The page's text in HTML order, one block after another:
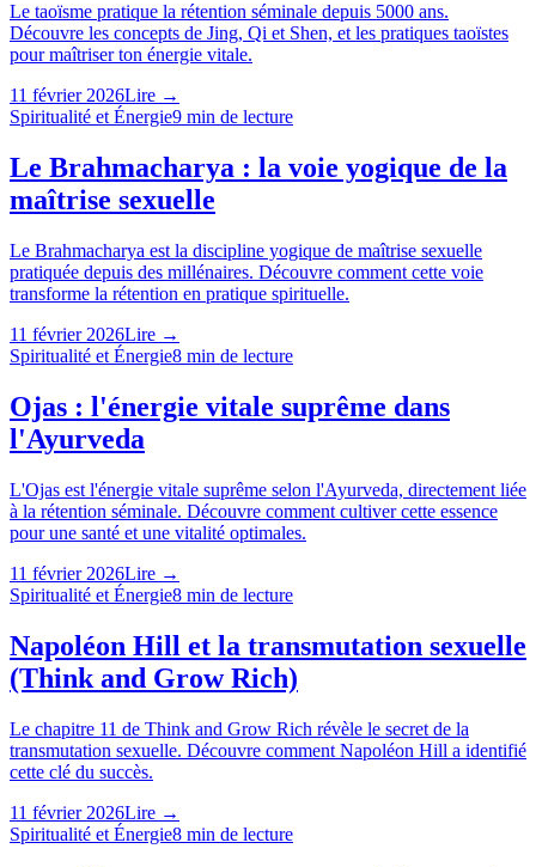
Le taoïsme pratique la rétention séminale depuis 5000 ans.
Découvre les concepts de Jing, Qi et Shen, et les pratiques taoïstes
pour maîtriser ton énergie vitale.
11 février 2026Lire →
Spiritualité et Énergie9 min de lecture
Le Brahmacharya : la voie yogique de la
maîtrise sexuelle
Le Brahmacharya est la discipline yogique de maîtrise sexuelle
pratiquée depuis des millénaires. Découvre comment cette voie
transforme la rétention en pratique spirituelle.
11 février 2026Lire →
Spiritualité et Énergie8 min de lecture
Ojas : l'énergie vitale suprême dans
l'Ayurveda
L'Ojas est l'énergie vitale suprême selon l'Ayurveda, directement liée
à la rétention séminale. Découvre comment cultiver cette essence
pour une santé et une vitalité optimales.
11 février 2026Lire →
Spiritualité et Énergie8 min de lecture
Napoléon Hill et la transmutation sexuelle
(Think and Grow Rich)
Le chapitre 11 de Think and Grow Rich révèle le secret de la
transmutation sexuelle. Découvre comment Napoléon Hill a identifié
cette clé du succès.
11 février 2026Lire →
Spiritualité et Énergie8 min de lecture